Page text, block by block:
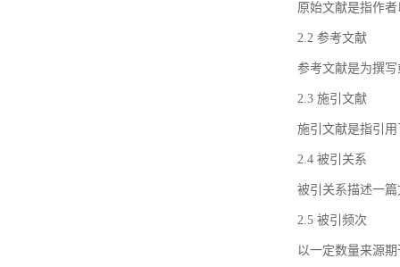
原始文献是指作
2.2 参考文献
参考文献是为撰
2.3 施引文献
施引文献是指引
2.4 被引关系
被引关系描述一
2.5 被引频次
以一定数量来源